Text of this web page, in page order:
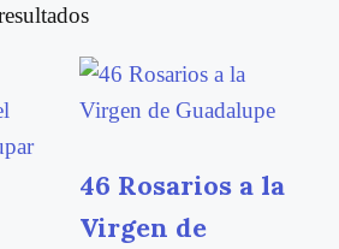
46 Rosarios a la
Virgen de